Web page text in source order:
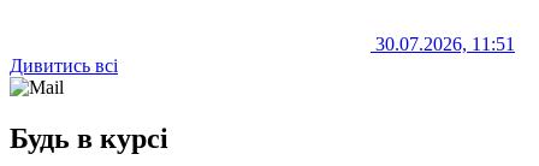
30.07.2026, 11:51
Дивитись всі
Будь в курсі